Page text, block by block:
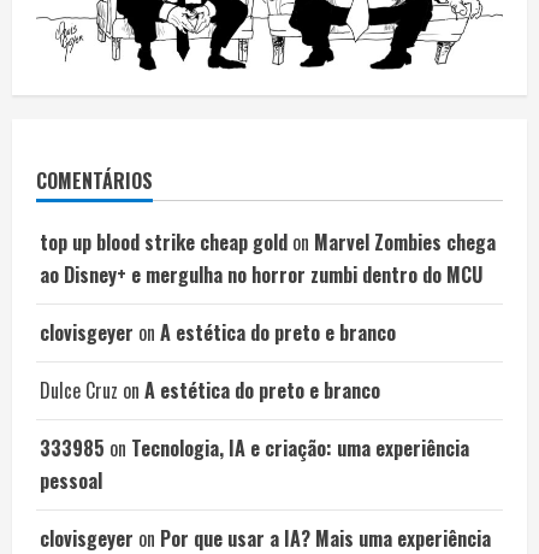
COMENTÁRIOS
top up blood strike cheap gold on Marvel Zombies chega
ao Disney+ e mergulha no horror zumbi dentro do MCU
clovisgeyer on A estética do preto e branco
Dulce Cruz on A estética do preto e branco
333985 on Tecnologia, IA e criação: uma experiência
pessoal
clovisgeyer on Por que usar a IA? Mais uma experiência